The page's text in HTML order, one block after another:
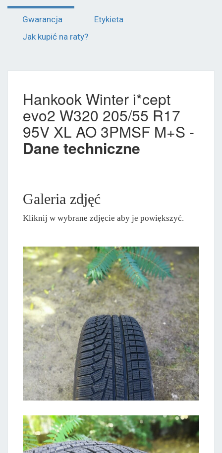
Gwarancja
Etykieta
Jak kupić na raty?
Hankook Winter i*cept
evo2 W320 205/55 R17
95V XL AO 3PMSF M+S -
Dane techniczne
Galeria zdjęć
Kliknij w wybrane zdjęcie aby je powiększyć.